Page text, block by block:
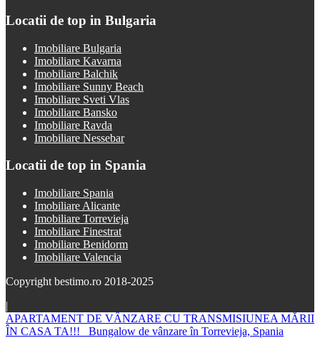
Locatii de top in Bulgaria
Imobiliare Bulgaria
Imobiliare Kavarna
Imobiliare Balchik
Imobiliare Sunny Beach
Imobiliare Sveti Vlas
Imobiliare Bansko
Imobiliare Ravda
Imobiliare Nessebar
Locatii de top in Spania
Imobiliare Spania
Imobiliare Alicante
Imobiliare Torrevieja
Imobiliare Finestrat
Imobiliare Benidorm
Imobiliare Valencia
Copyright bestimo.ro 2018-2025
|
APARTAMENT DE VÂNZARE CU TRANSMISIUNEA MĂRII
ÎN CASA TA!!!
Bungalow de vânzare în Torrevieja, Spania